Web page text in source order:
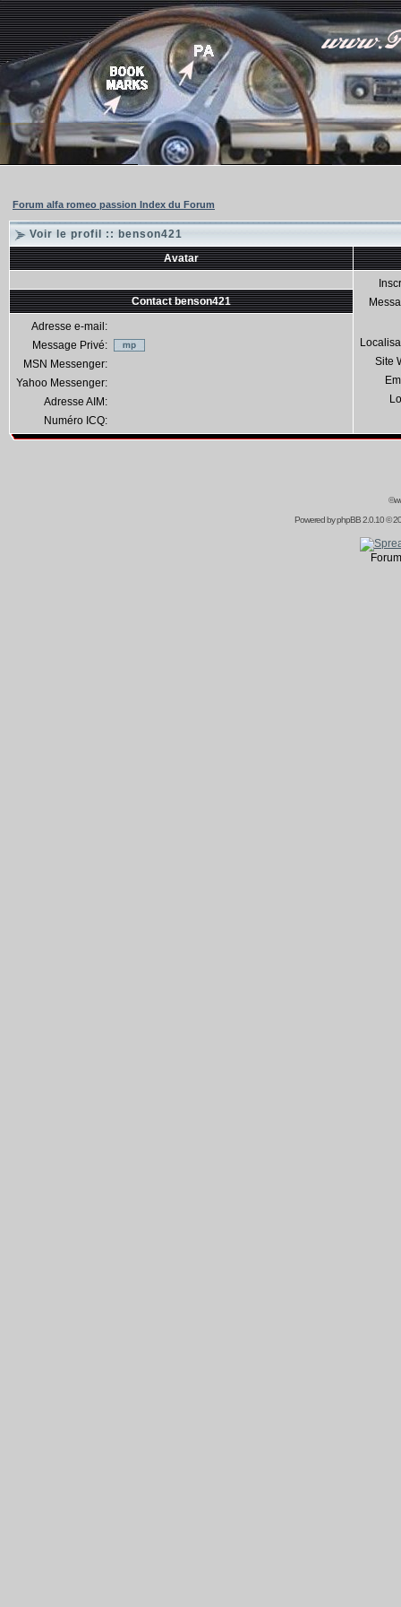
Forum alfa romeo passion Index du Forum
Voir le profil :: benson421
Avatar
Site
Contact benson421
Adresse e-mail:
Message Privé:
MSN Messenger:
Yahoo Messenger:
Adresse AIM:
Numéro ICQ:
Powered byphpBB2.0.10 ©